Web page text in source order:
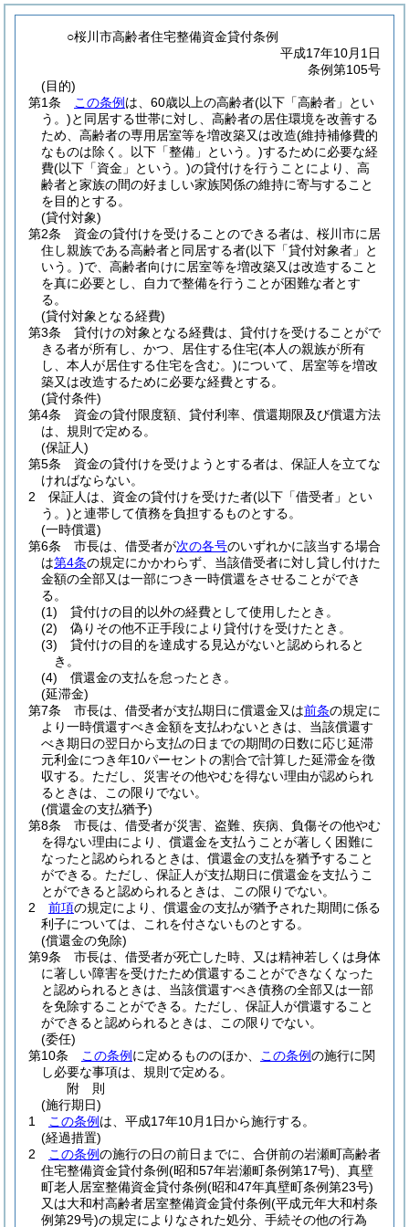
○桜川市高齢者住宅整備資金貸付条例
平成17年10月1日
条例第105号
(目的)
第1条
この条例 は、60歳以上の高齢者(以下「高齢者」とい
う。)と同居する世帯に対し、高齢者の居住環境を改善する
ため、高齢者の専用居室等を増改築又は改造(維持補修費的
なものは除く。以下「整備」という。)するために必要な経
費(以下「資金」という。)の貸付けを行うことにより、高
齢者と家族の間の好ましい家族関係の維持に寄与すること
を目的とする。
(貸付対象)
第2条
資金の貸付けを受けることのできる者は、桜川市に居
住し親族である高齢者と同居する者(以下「貸付対象者」と
いう。)で、高齢者向けに居室等を増改築又は改造すること
を真に必要とし、自力で整備を行うことが困難な者とす
る。
(貸付対象となる経費)
第3条
貸付けの対象となる経費は、貸付けを受けることがで
きる者が所有し、かつ、居住する住宅(本人の親族が所有
し、本人が居住する住宅を含む。)について、居室等を増改
築又は改造するために必要な経費とする。
(貸付条件)
第4条
資金の貸付限度額、貸付利率、償還期限及び償還方法
は、規則で定める。
(保証人)
第5条
資金の貸付けを受けようとする者は、保証人を立てな
ければならない。
2
保証人は、資金の貸付けを受けた者(以下「借受者」とい
う。)と連帯して債務を負担するものとする。
(一時償還)
第6条
市長は、借受者が次の各号のいずれかに該当する場合
は第4条の規定にかかわらず、当該借受者に対し貸し付けた
金額の全部又は一部につき一時償還をさせることができ
る。
(1)
貸付けの目的以外の経費として使用したとき。
(2)
偽りその他不正手段により貸付けを受けたとき。
(3)
貸付けの目的を達成する見込がないと認められると
き。
(4)
償還金の支払を怠ったとき。
(延滞金)
第7条
市長は、借受者が支払期日に償還金又は前条の規定に
より一時償還すべき金額を支払わないときは、当該償還す
べき期日の翌日から支払の日までの期間の日数に応じ延滞
元利金につき年10パーセントの割合で計算した延滞金を徴
収する。 ただし、災害その他やむを得ない理由が認められ
るときは、この限りでない。
(償還金の支払猶予)
第8条
市長は、借受者が災害、盗難、疾病、負傷その他やむ
を得ない理由により、償還金を支払うことが著しく困難に
なったと認められるときは、償還金の支払を猶予すること
ができる。 ただし、保証人が支払期日に償還金を支払うこ
とができると認められるときは、この限りでない。
2
前項の規定により、償還金の支払が猶予された期間に係る
利子については、これを付さないものとする。
(償還金の免除)
第9条
市長は、借受者が死亡した時、又は精神若しくは身体
に著しい障害を受けたため償還することができなくなった
と認められるときは、当該償還すべき債務の全部又は一部
を免除することができる。 ただし、保証人が償還すること
ができると認められるときは、この限りでない。
(委任)
第10条
この条例 に定めるもののほか、 この条例の施行に関
し必要な事項は、規則で定める。
附 則
(施行期日)
1
この条例 は、平成17年10月1日から施行する。
(経過措置)
2
この条例の施行の日の前日までに、合併前の岩瀬町高齢者
住宅整備資金貸付条例(昭和57年岩瀬町条例第17号) 、真壁
町老人居室整備資金貸付条例(昭和47年真壁町条例第23号)
又は大和村高齢者居室整備資金貸付条例(平成元年大和村条
例第29号)の規定によりなされた処分、手続その他の行為